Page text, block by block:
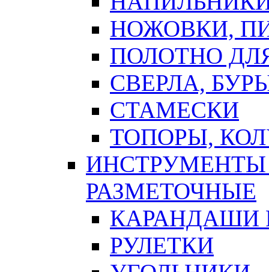
НОЖОВКИ,
ПОЛОТНО
СВЕРЛА,
СТАМЕСКИ
ТОПОРЫ,
ИНСТРУМЕНТЫ
РАЗМЕТОЧНЫЕ
КАРАНДАШИ
РУЛЕТКИ